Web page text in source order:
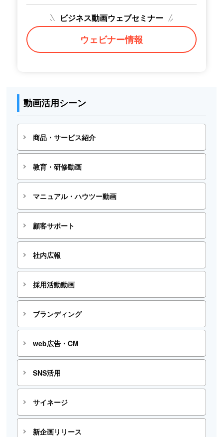
ビジネス動画ウェブセミナー
ウェビナー情報
動画活用シーン
商品・サービス紹介
教育・研修動画
マニュアル・ハウツー動画
顧客サポート
社内広報
採用活動動画
ブランディング
web広告・CM
SNS活用
サイネージ
新企画リリース